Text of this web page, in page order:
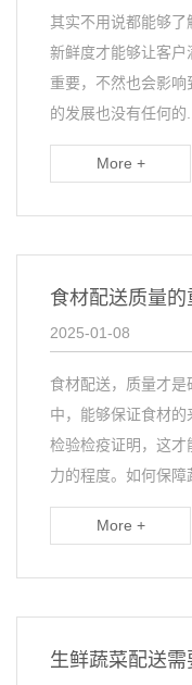
其实不用说都能够了
新鲜度才能够让客户
重要，不然也会影
的发展也没有任何的...
More +
食材配送质量的
2025-01-08
食材配送，质量才
中，能够保证食材
检验检疫证明，这才
力的程度。如何保障
More +
生鲜蔬菜配送需